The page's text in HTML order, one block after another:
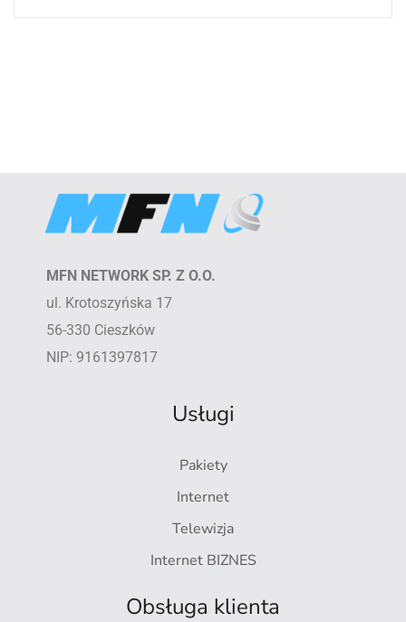
MFN NETWORK SP. Z O.O.
ul. Krotoszyńska 17
56-330 Cieszków
NIP: 9161397817
Usługi
Pakiety
Internet
Telewizja
Internet BIZNES
Obsługa klienta